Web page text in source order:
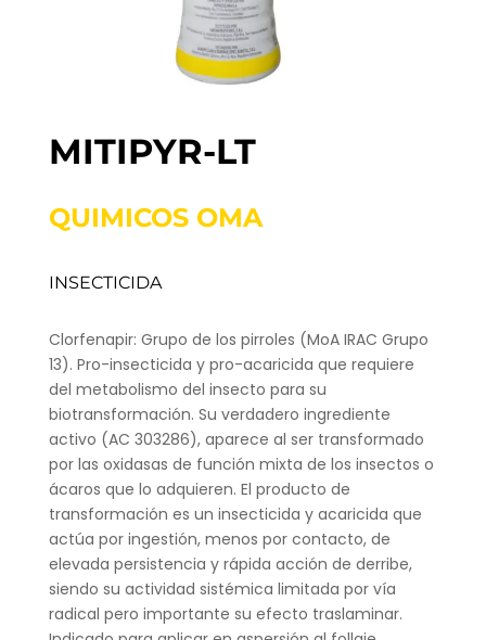
MITIPYR-LT
QUIMICOS OMA
INSECTICIDA
Clorfenapir: Grupo de los pirroles (MoA IRAC Grupo
13). Pro-insecticida y pro-acaricida que requiere
del metabolismo del insecto para su
biotransformación. Su verdadero ingrediente
activo (AC 303286), aparece al ser transformado
por las oxidasas de función mixta de los insectos o
ácaros que lo adquieren. El producto de
transformación es un insecticida y acaricida que
actúa por ingestión, menos por contacto, de
elevada persistencia y rápida acción de derribe,
siendo su actividad sistémica limitada por vía
radical pero importante su efecto traslaminar.